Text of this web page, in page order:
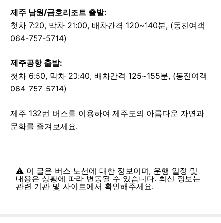
제주 남원/금호리조트출발:
첫차 7:20, 막차 21:00, 배차간격 120~140분, (동진여객
064-757-5714)
제주공항출발:
첫차 6:50, 막차 20:40, 배차간격 125~155분, (동진여객
064-757-5714)
제주 132번 버스를 이용하여 제주도의 아름다운 자연과
문화를 즐겨보세요.
⚠️ 이 글은 버스 노선에 대한 정보이며, 운행 일정 및
내용은 상황에 따라 변동될 수 있습니다. 최신 정보는
관련 기관 및 사이트에서 확인해주세요.